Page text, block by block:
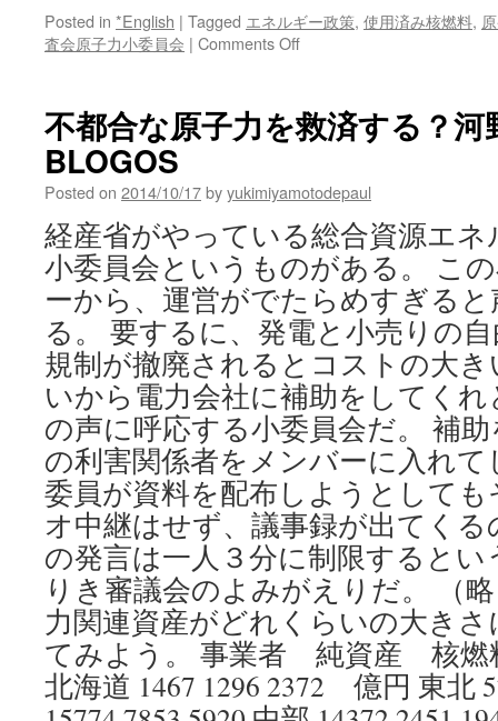
Posted in *English | Tagged エネルギー政策, 使用済み核燃料,
査会原子力小委員会 | Comments Offon
説
＞
維
持
政
策
目
を
疑
う
非
論
理
的
記
via
琉
球
新
報
不都合な原子力を救済する？
BLOGOS
Posted on 2014/10/17byyukimiyamotodepaul
経産省がやっている総合資源エネ
小委員会というものがある。 こ
ーから、運営がでたらめすぎる
る。 要するに、発電と小売りの
規制が撤廃されるとコストの大
いから電力会社に補助をしてく
の声に呼応する小委員会だ。 補
の利害関係者をメンバーに入れ
委員が資料を配布しようとして
オ中継はせず、議事録が出てく
の発言は一人３分に制限すると
りき審議会のよみがえりだ。 （
力関連資産がどれくらいの大き
てみよう。 事業者 純資産 核
北海道 1467 1296 2372 億円 東北